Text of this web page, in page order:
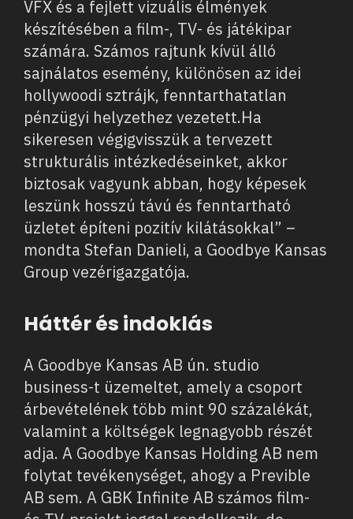
VFX és a fejlett vizuális élmények
készítésében a film-, TV- és játékipar
számára. Számos rajtunk kívül álló
sajnálatos esemény, különösen az idei
hollywoodi sztrájk, fenntarthatatlan
pénzügyi helyzethez vezetett.Ha
sikeresen végigvisszük a tervezett
strukturális intézkedéseinket, akkor
biztosak vagyunk abban, hogy képesek
leszünk hosszú távú és fenntartható
üzletet építeni pozitív kilátásokkal” –
mondta Stefan Danieli, a Goodbye Kansas
Group vezérigazgatója.
Háttér és indoklás
A Goodbye Kansas AB ún. studio
business-t üzemeltet, amely a csoport
árbevételének több mint 90 százalékát,
valamint a költségek legnagyobb részét
adja. A Goodbye Kansas Holding AB nem
folytat tevékenységet, ahogy a Previble
AB sem. A GBK Infinite AB számos film-